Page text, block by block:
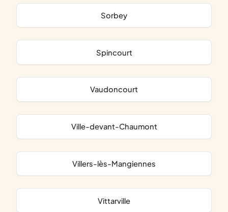
Sorbey
Spincourt
Vaudoncourt
Ville-devant-Chaumont
Villers-lès-Mangiennes
Vittarville